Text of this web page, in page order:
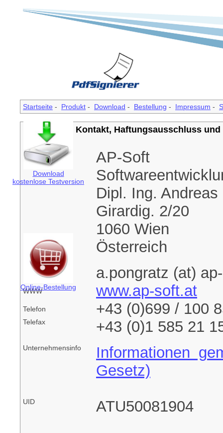
Download
kostenlose Testversion
Online-Bestellung
Startseite - Produkt - Download - Bestellung - Impressum -
Impressum, Kontakt, Haftungsausschluss
Unternehmen AP-Soft
Dipl. Ing.
Girardig. 2/20
1060 Wien
Österreich
E-Mail a.pongratz (at)
WWW www.ap-soft.at
Telefon +43 (0)699 / 100
Telefax +43 (0)1 585 21
Unternehmensinfo
Informationen
Gesetz)
UID ATU50081904